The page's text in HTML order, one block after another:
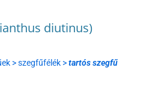
diutinus)
> szegfűfélék >tartós szegfű